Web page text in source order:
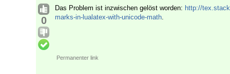
0
Das Problem ist inzwischen gelöst worden: http://
marks-in-lualatex-with-unicode-math.
Permanenter link